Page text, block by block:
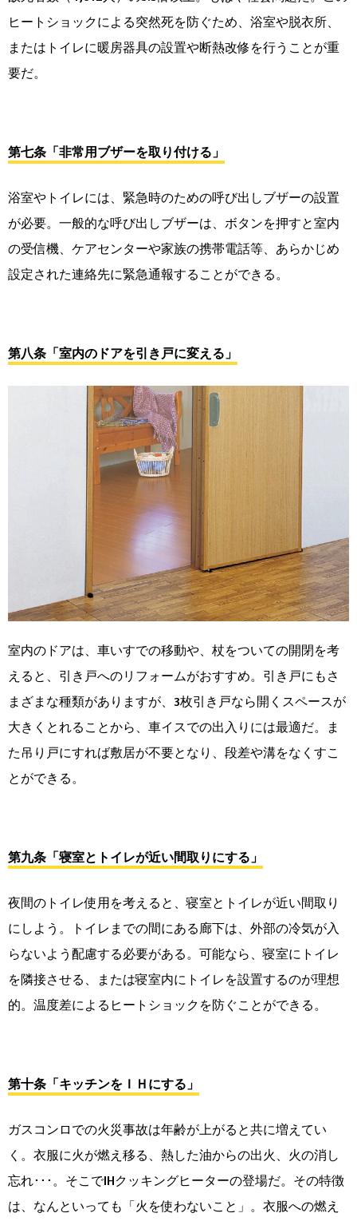
ヒートショックによる突然死を防ぐため、浴室や脱衣所、
またはトイレに暖房器具の設置や断熱改修を行うことが重
要だ。
第七条「非常用ブザーを取り付ける」
浴室やトイレには、緊急時のための呼び出しブザーの設置
が必要。一般的な呼び出しブザーは、ボタンを押すと室内
の受信機、ケアセンターや家族の携帯電話等、あらかじめ
設定された連絡先に緊急通報することができる。
第八条「室内のドアを引き戸に変える」
室内のドアは、車いすでの移動や、杖をついての開閉を考
えると、引き戸へのリフォームがおすすめ。引き戸にもさ
まざまな種類がありますが、3枚引き戸なら開くスペースが
大きくとれることから、車イスでの出入りには最適だ。ま
た吊り戸にすれば敷居が不要となり、段差や溝をなくすこ
とができる。
第九条「寝室とトイレが近い間取りにする」
夜間のトイレ使用を考えると、寝室とトイレが近い間取り
にしよう。トイレまでの間にある廊下は、外部の冷気が入
らないよう配慮する必要がある。可能なら、寝室にトイレ
を隣接させる、または寝室内にトイレを設置するのが理想
的。温度差によるヒートショックを防ぐことができる。
第十条「キッチンをＩＨにする」
ガスコンロでの火災事故は年齢が上がると共に増えてい
く。衣服に火が燃え移る、熱した油からの出火、火の消し
忘れ･･･。そこでIHクッキングヒーターの登場だ。その特徴
は、なんといっても「火を使わないこと」。衣服への燃え